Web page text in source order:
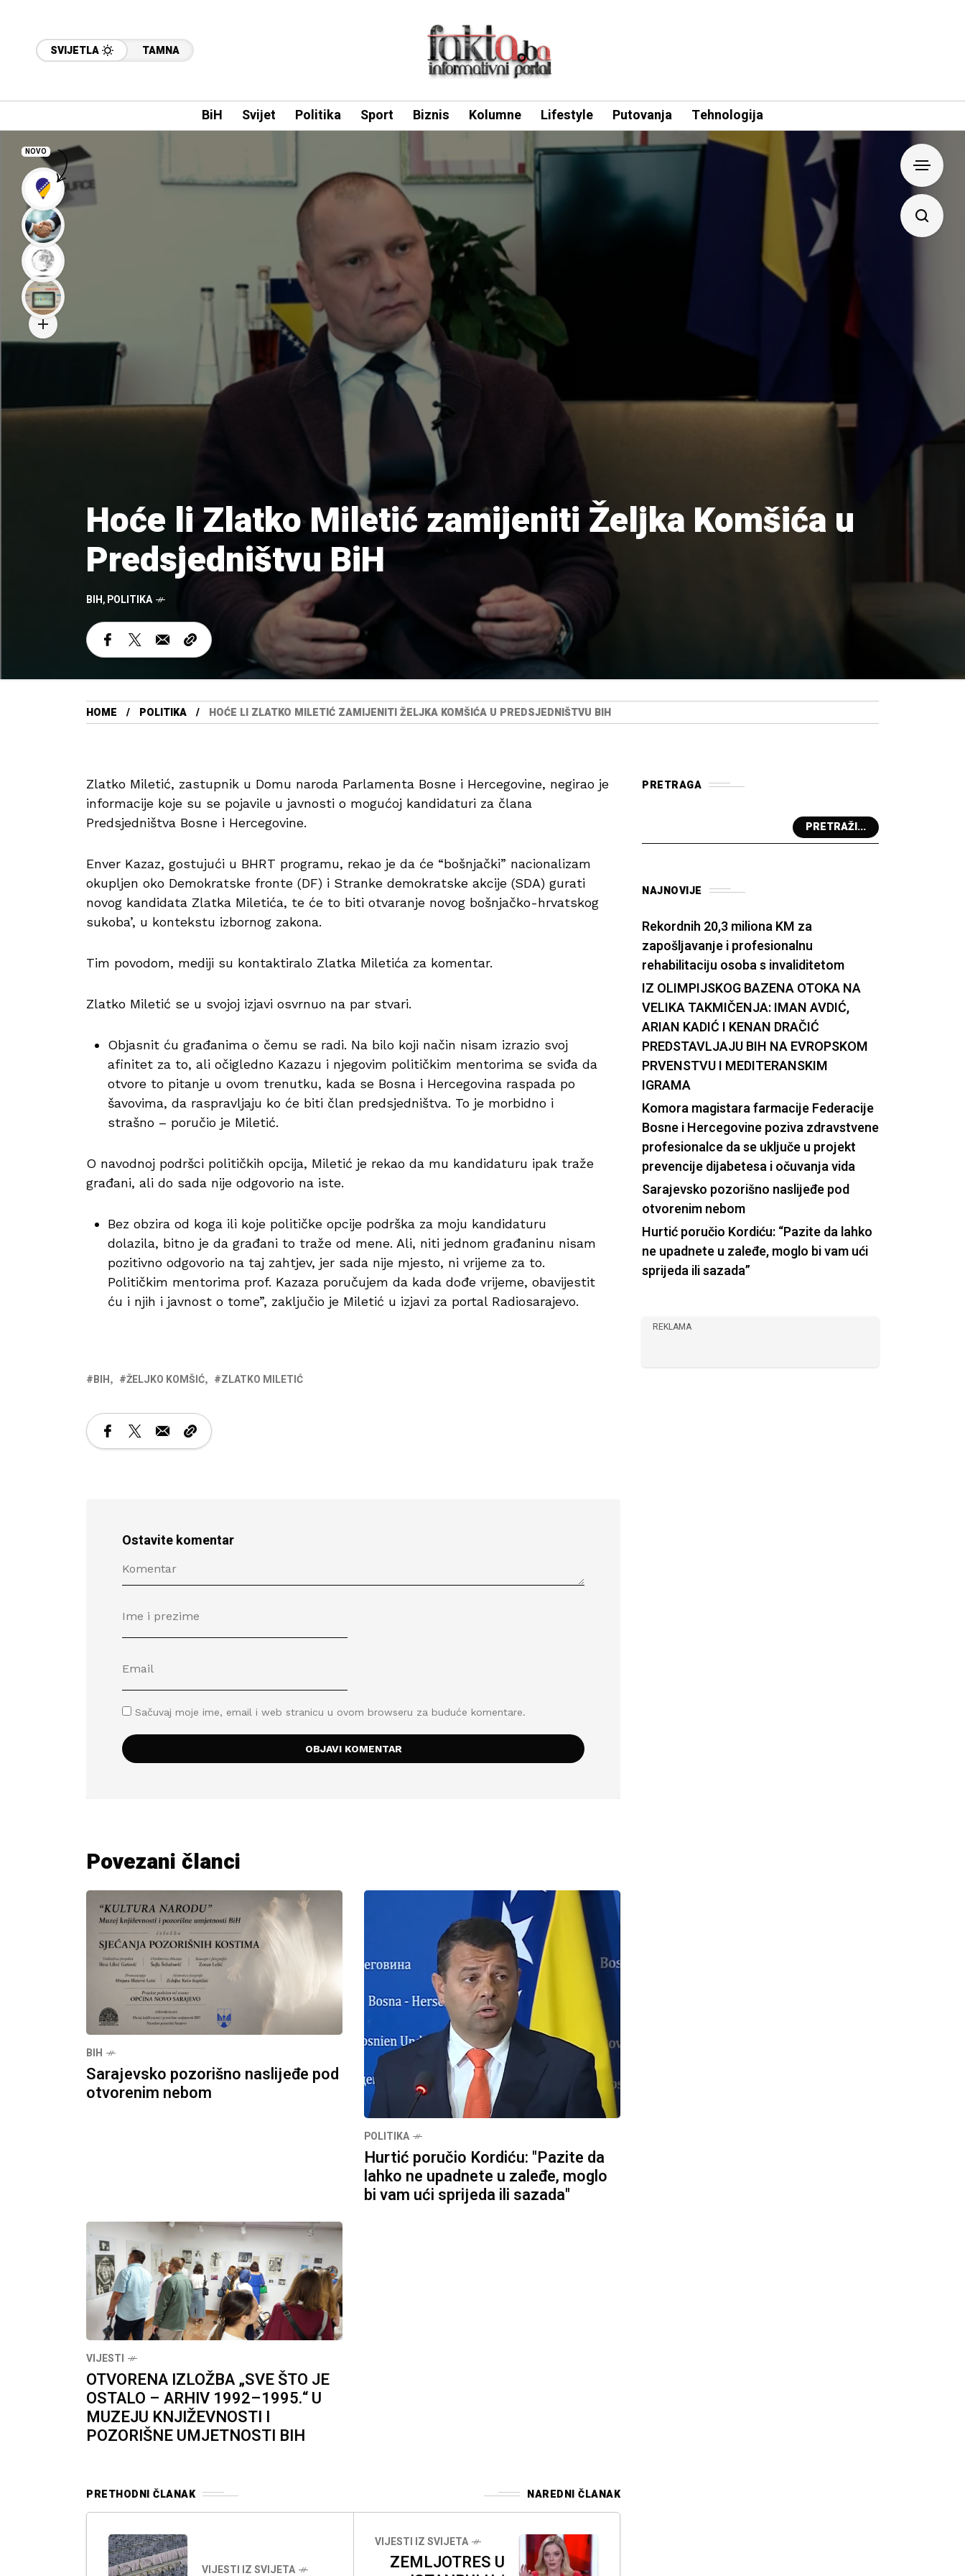
SVIJETLA TAMNA
BiH Svijet Politika Sport Biznis Kolumne Lifestyle Putovanja Tehnologija
Hoće li Zlatko Miletić zamijeniti Željka Komšića u
Predsjedništvu BiH
BIH,POLITIKA
HOME POLITIKA HOĆE LI ZLATKO MILETIĆ ZAMIJENITI ŽELJKA KOMŠIĆA U PREDSJEDNIŠTVU BIH
Zlatko Miletić, zastupnik u Domu naroda Parlamenta Bosne i Hercegovine, negirao je
informacije koje su se pojavile u javnosti o mogućoj kandidaturi za člana
Predsjedništva Bosne i Hercegovine.
Enver Kazaz, gostujući u BHRT programu, rekao je da će “bošnjački” nacionalizam
okupljen oko Demokratske fronte (DF) i Stranke demokratske akcije (SDA) gurati
novog kandidata Zlatka Miletića, te će to biti otvaranje novog bošnjačko-hrvatskog
sukoba’, u kontekstu izbornog zakona.
Tim povodom, mediji su kontaktiralo Zlatka Miletića za komentar.
Zlatko Miletić se u svojoj izjavi osvrnuo na par stvari.
Objasnit ću građanima o čemu se radi. Na bilo koji način nisam izrazio svoj
afinitet za to, ali očigledno Kazazu i njegovim političkim mentorima se sviđa da
otvore to pitanje u ovom trenutku, kada se Bosna i Hercegovina raspada po
šavovima, da raspravljaju ko će biti član predsjedništva. To je morbidno i
strašno – poručio je Miletić.
O navodnoj podršci političkih opcija, Miletić je rekao da mu kandidaturu ipak traže
građani, ali do sada nije odgovorio na iste.
Bez obzira od koga ili koje političke opcije podrška za moju kandidaturu
dolazila, bitno je da građani to traže od mene. Ali, niti jednom građaninu nisam
pozitivno odgovorio na taj zahtjev, jer sada nije mjesto, ni vrijeme za to.
Političkim mentorima prof. Kazaza poručujem da kada dođe vrijeme, obavijestit
ću i njih i javnost o tome”, zaključio je Miletić u izjavi za portal Radiosarajevo.
BIH ŽELJKO KOMŠIĆ ZLATKO MILETIĆ
Ostavite komentar
Sačuvaj moje ime, email i web stranicu u ovom browseru za buduće komentare.
Povezani članci
BIH
Sarajevsko pozorišno naslijeđe pod
otvorenim nebom
POLITIKA
Hurtić poručio Kordiću: "Pazite da
lahko ne upadnete u zaleđe, moglo
bi vam ući sprijeda ili sazada"
VIJESTI
OTVORENA IZLOŽBA „SVE ŠTO JE
OSTALO – ARHIV 1992–1995.“ U
MUZEJU KNJIŽEVNOSTI I
POZORIŠNE UMJETNOSTI BIH
PRETHODNI ČLANAK NAREDNI ČLANAK
VIJESTI IZ SVIJETA
VIJESTI IZ SVIJETA
ZEMLJOTRES U
PRETRAGA
PRETRAŽI...
NAJNOVIJE
Rekordnih 20,3 miliona KM za
zapošljavanje i profesionalnu
rehabilitaciju osoba s invaliditetom
IZ OLIMPIJSKOG BAZENA OTOKA NA
VELIKA TAKMIČENJA: IMAN AVDIĆ,
ARIAN KADIĆ I KENAN DRAČIĆ
PREDSTAVLJAJU BIH NA EVROPSKOM
PRVENSTVU I MEDITERANSKIM
IGRAMA
Komora magistara farmacije Federacije
Bosne i Hercegovine poziva zdravstvene
profesionalce da se uključe u projekt
prevencije dijabetesa i očuvanja vida
Sarajevsko pozorišno naslijeđe pod
otvorenim nebom
Hurtić poručio Kordiću: “Pazite da lahko
ne upadnete u zaleđe, moglo bi vam ući
sprijeda ili sazada”
REKLAMA
NOVO